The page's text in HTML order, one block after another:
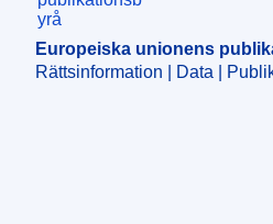
Europeiska unionens
Rättsinformation | Data |